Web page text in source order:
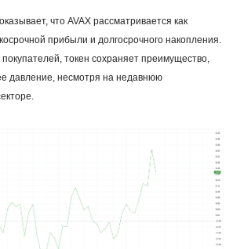
что AVAX рассматривается как
прибыли и долгосрочного накопления.
токен сохраняет преимущество,
давление, несмотря на недавнюю